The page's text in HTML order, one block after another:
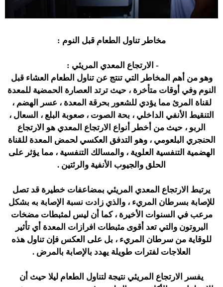
مخاطر تناول الطعام قبل النوم :
- الارتجاع المعدي المريئي :
وهو من أهم المخاطر التي تنتج عن تناول الطعام العشاء قبل
النوم وفي أوقات متأخرة ، حيث ترتد العصارة الحمضية للمعدة
لقناة المرئ مما يؤدي للشعور بحرقة المعدة ، عسر الهضم ،
التنقيط الأنفي الداخلي ، بحة الصوت ، صعوبة البلع ، السعال ،
الربو ، حيث من أخطر أنواع الارتجاع المعدي هو الارتجاع
الحنجري البلعومي ، وهو التدفق العكسي لحمض المعدة للقناة
الهضمية التنفسية العلوية ، والمسالك التنفسية ، مما يؤثر على
الحلق والجيوب الأنفية والرئتين .
يرتبط الارتجاع المعدي المريئي بمضاعفات خطيرة قد تصل
للإصابة بسرطان المريء ، والذي زادت نسبة الإصابة به بشكل
مرعب في السنوات الأخيرة ، كما أن ليس لمثبطات مضخات
البروتون والتي تعد أقوى مثبطات افرازات المعدة أي تأثير
للوقاية من سرطان المريء ، بل على العكس فإن تناول هذه
العلاجات لفترات طويلة يهدد بالإصابة بالمرض .
يفسر الارتجاع المريئي نتيجة لتناول الطعام ليلا حيث أن